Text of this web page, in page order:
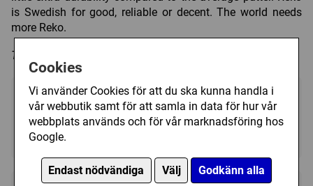
Cookies
Vi använder Cookies för att du ska kunna handla i
vår webbutik samt för att samla in data för hur vår
webbplats används och för vår marknadsföring hos
Google.
Endast nödvändiga Välj Godkänn alla
is Swedish for good, reliable or decent. The world needs
more Reko.
Trycket på discen kan variera i färg och form.
Välj färg:
Orange - Ej i lager ▼